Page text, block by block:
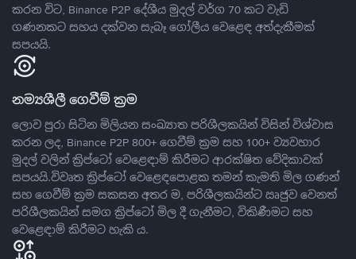
කරන විට, Binance P2P දේශීය මුදල් වර්ග 70 කට වැඩි
ගණනකට සහය දක්වන සැබෑ ගෝලීය වෙළෙඳ අත්දැකීමක්
සපයයි.
නම්‍යශීලී ගෙවීම් ක්‍රම
ලොව පුරා සිටින මිලියන සංඛ්‍යාත පරිශීලකයින් විසින් විශ්වාස
කරන ලද, Binance P2P 800+ ගෙවීම් ක්‍රම සහ 100+ ව්‍යවහාර
මුදල් වලින් ක්‍රිප්ටෝ වෙළෙඳාම් කිරීමට ආරක්ෂිත වේදිකාවක්
සපයයි.විවෘත ක්‍රිප්ටෝ වෙළෙඳපොළක තමන් කැමති මිල ගණන්
සහ ගෙවීම් ක්‍රම සකසන අතර ම, පරිශීලකයින්ට ඍජුව වෙනත්
පරිශීලකයින් සමග ක්‍රිප්ටෝ මිල දී ගැනීමට, විකිණීමට සහ
වෙළෙඳාම් කිරීමට හැකි ය.